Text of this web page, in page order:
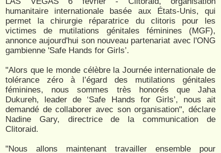
humanitaire internationale basée aux États-Unis, qui
permet la chirurgie réparatrice du clitoris pour les
victimes de mutilations génitales féminines (MGF),
annonce aujourd'hui son nouveau partenariat avec l'ONG
gambienne 'Safe Hands for Girls’.
"Alors que le monde célèbre la Journée internationale de
tolérance zéro à l’égard des mutilations génitales
féminines, nous sommes très honorés que Jaha
Dukureh, leader de ‘Safe Hands for Girls’, nous ait
demandé de collaborer avec son organisation", déclare
Nadine Gary, directrice de la communication de
Clitoraid.
"Nous allons maintenant travailler ensemble pour